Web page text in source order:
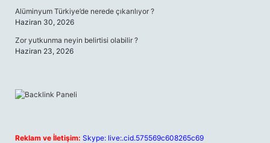
Alüminyum Türkiye’de nerede çıkarılıyor ?
Haziran 30, 2026
Zor yutkunma neyin belirtisi olabilir ?
Haziran 23, 2026
Reklam ve İletişim: Skype: live:.cid.575569c608265c69